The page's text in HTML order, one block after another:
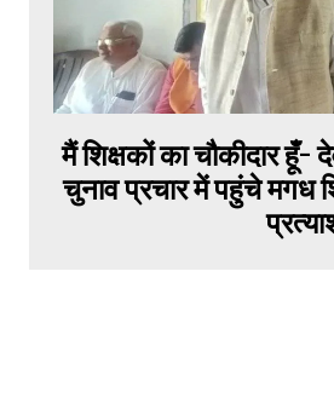
मैं शिक्षकों का चौकीदार हूँ-
चुनाव प्रचार में पहुंचे मगध